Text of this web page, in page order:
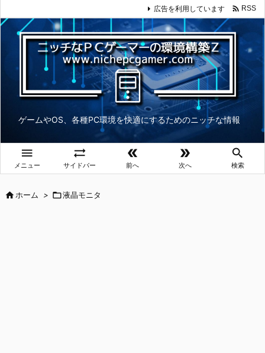
ゲームやOS、各種PC環境を快適にするためのニッチな情報

メニュー

サイドバー

前へ

次へ

検索
広告を利用しています  RSS
ホーム > 液晶モニタ